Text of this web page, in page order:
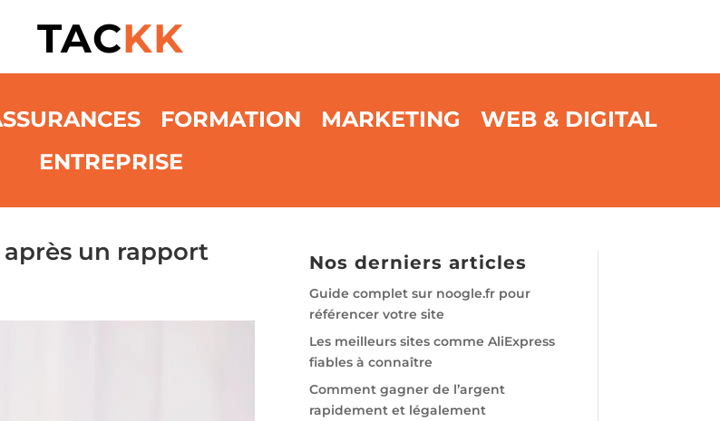
TACKK
FORMATION MARKETING
WEB & DIGITAL
ENTREPRISE
un rapport
Nos derniers articles
Guide complet sur noogle.fr pour
référencer votre site
Les meilleurs sites comme AliExpress
fiables à connaître
Comment gagner de l’argent
rapidement et légalement